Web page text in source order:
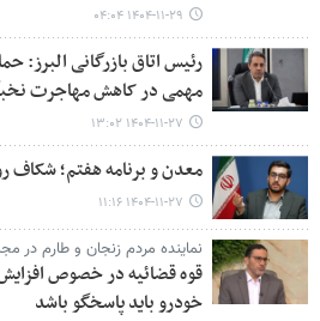
۱۴۰۴-۱۱-۲۹ ۰۴:۰۴
رئیس اتاق بازرگانی البرز:
مهمی در کاهش مهاجرت
۱۴۰۴-۱۱-۲۷ ۱۳:۰۲
معدن و برنامه هفتم؛ شکاف
۱۴۰۴-۱۱-۲۷ ۱۱:۱۶
نماینده مردم زنجان و طارم در
قوه قضائیه در خصوص
خودرو باید پاسخگو باشد